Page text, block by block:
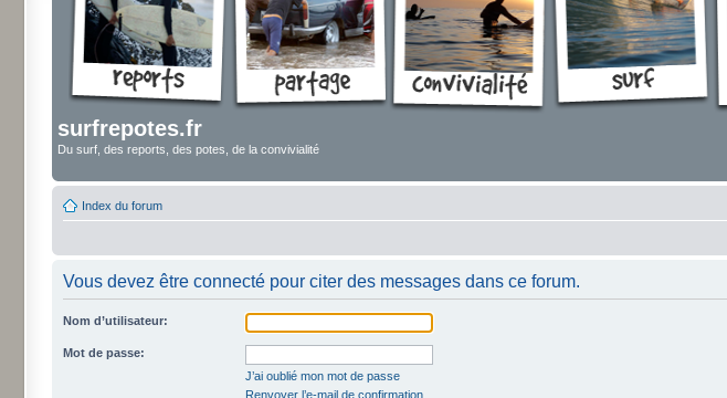
surfrepotes.fr
Du surf, des reports, des potes, de la convivialité
Index du forum
Vous devez être connecté pour citer des messages dans ce forum.
Nom d’utilisateur:
Mot de passe:
J’ai oublié mon mot de passe
Renvoyer l’e-mail de confirmation